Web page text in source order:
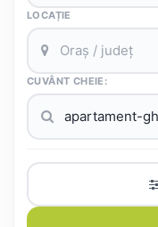
LOCAȚIE
CUVÂNT CHEIE: